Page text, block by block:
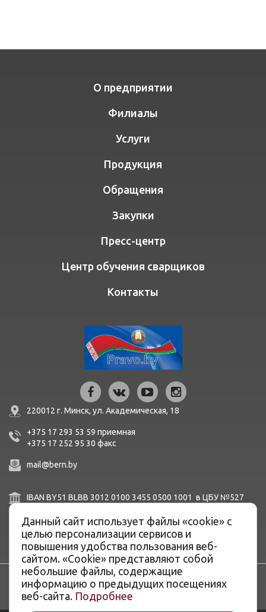
О предприятии
Филиалы
Услуги
Продукция
Обращения
Закупки
Пресс-центр
Центр обучения сварщиков
Контакты
220012 г. Минск, ул. Академическая, 18
+375 17 293 53 59 приемная
+375 17 252 95 30 факc
mail@bern.by
IBAN BY51 BLBB 3012 0100 3455 0500 1001 в ЦБУ №527
8Н,
BIC BLBBBY2X
Данный сайт использует файлы «cookie» с
целью персонализации сервисов и
повышения удобства пользования веб-
сайтом. «Cookie» представляют собой
небольшие файлы, содержащие
информацию о предыдущих посещениях
веб-сайта. Подробнее